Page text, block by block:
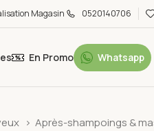
Magasin 0520140706
En Promo Whatsapp
Après-shampoings &